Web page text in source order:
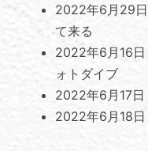
2022年6月29日
て来る
2022年6月16日
ォトダイブ
2022年6月17日
2022年6月18日